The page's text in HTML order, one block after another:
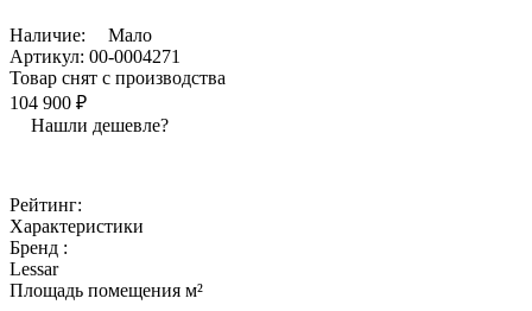
Наличие:
Мало
Артикул: 00-0004271
Товар снят с производства
104 900 ₽
Нашли дешевле?
Рейтинг:
Характеристики
Бренд :
Lessar
Площадь помещения м²